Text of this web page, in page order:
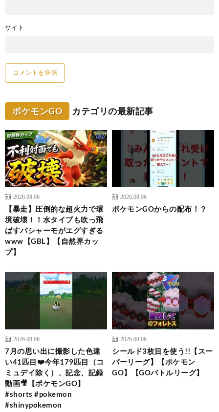
サイト
ポケモンGO カテゴリの最新記事
2026.08.06
【暴走】圧倒的な超火力で環
境破壊！！水タイプも吹っ飛
ばすバシャーモがエグすぎる
www【GBL】【自然界カッ
プ】
2026.08.06
ポケモンGOからの配布！？
2026.08.06
7月の思い出に撮影した色違
い41匹目❤️今年179匹目（コ
ミュデイ除く）、記念、記録
動画🎥【ポケモンGO】
#shorts #pokemon
#shinypokemon
2026.08.06
シールド3枚目を使う!!【スー
パーリーグ】【ポケモン
GO】【GOバトルリーグ】